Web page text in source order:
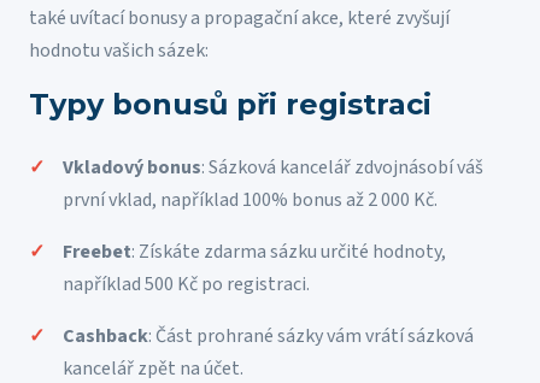
také uvítací bonusy a propagační akce, které zvyšují
hodnotu vašich sázek:
Typy bonusů při registraci
Vkladový bonus: Sázková kancelář zdvojnásobí váš
první vklad, například 100% bonus až 2 000 Kč.
Freebet: Získáte zdarma sázku určité hodnoty,
například 500 Kč po registraci.
Cashback: Část prohrané sázky vám vrátí sázková
kancelář zpět na účet.